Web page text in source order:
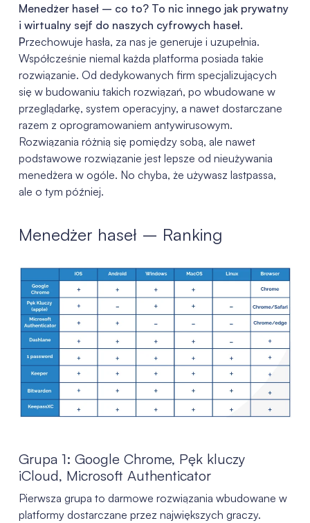
Menedżer haseł – co to? To nic innego jak prywatny
i wirtualny sejf do naszych cyfrowych haseł.
Przechowuje hasła, za nas je generuje i uzupełnia.
Współcześnie niemal każda platforma posiada takie
rozwiązanie. Od dedykowanych firm specjalizujących
się w budowaniu takich rozwiązań, po wbudowane w
przeglądarkę, system operacyjny, a nawet dostarczane
razem z oprogramowaniem antywirusowym.
Rozwiązania różnią się pomiędzy sobą, ale nawet
podstawowe rozwiązanie jest lepsze od nieużywania
menedżera w ogóle. No chyba, że używasz lastpassa,
ale o tym później.
Menedżer haseł – Ranking
Grupa 1: Google Chrome, Pęk kluczy
iCloud, Microsoft Authenticator
Pierwsza grupa to darmowe rozwiązania wbudowane w
platformy dostarczane przez największych graczy.